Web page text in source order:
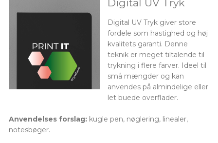
Digital UV Tryk
Digital UV Tryk giver store
fordele som hastighed og høj
kvalitets garanti. Denne
teknik er meget tiltalende til
trykning i flere farver. Ideel til
små mængder og kan
anvendes på almindelige eller
let buede overflader.
Anvendelses forslag:kugle pen, nøglering, linealer,
notesbøger.